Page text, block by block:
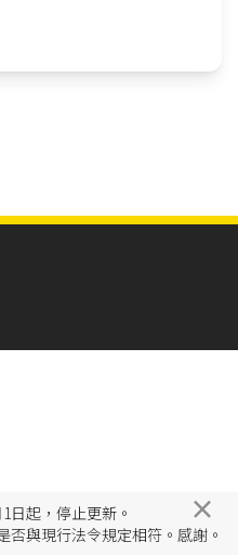
日起，停止更新。
與現行法令規定相符。感謝。
×